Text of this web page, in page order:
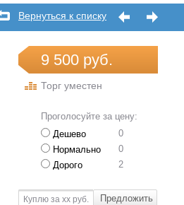
Вернуться к списку
9 500 руб.
Торг уместен
Проголосуйте за цену:
0
Дешево
0
Нормально
2
Дорого
Предложить
Куплю за хх руб.